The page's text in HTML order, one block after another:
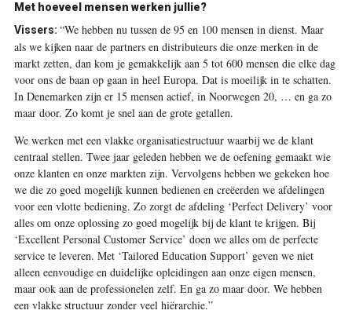
Met hoeveel mensen werken jullie?
Vissers: “We hebben nu tussen de 95 en 100 mensen in dienst. Maar
als we kijken naar de partners en distributeurs die onze merken in de
markt zetten, dan kom je gemakkelijk aan 5 tot 600 mensen die elke dag
voor ons de baan op gaan in heel Europa. Dat is moeilijk in te schatten.
In Denemarken zijn er 15 mensen actief, in Noorwegen 20, … en ga zo
maar door. Zo komt je snel aan de grote getallen.
We werken met een vlakke organisatiestructuur waarbij we de klant
centraal stellen. Twee jaar geleden hebben we de oefening gemaakt wie
onze klanten en onze markten zijn. Vervolgens hebben we gekeken hoe
we die zo goed mogelijk kunnen bedienen en creëerden we afdelingen
voor een vlotte bediening. Zo zorgt de afdeling ‘Perfect Delivery’ voor
alles om onze oplossing zo goed mogelijk bij de klant te krijgen. Bij
‘Excellent Personal Customer Service’ doen we alles om de perfecte
service te leveren. Met ‘Tailored Education Support’ geven we niet
alleen eenvoudige en duidelijke opleidingen aan onze eigen mensen,
maar ook aan de professionelen zelf. En ga zo maar door. We hebben
een vlakke structuur zonder veel hiërarchie.”